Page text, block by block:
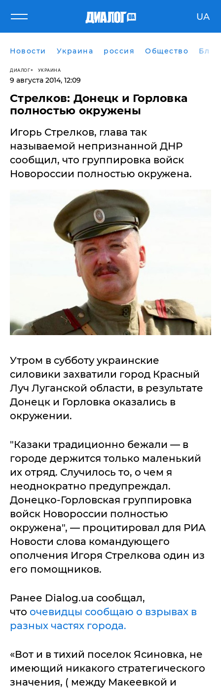
UA
Новости Украина россия Общество
ДИАЛОГ УКРАИНА
9 августа 2014, 12:09
Стрелков: Донецк и Горловка
полностью окружены
Игорь Стрелков, глава так
называемой непризнанной ДНР
сообщил, что группировка войск
Новороссии полностью окружена.
Утром в субботу украинские
силовики захватили город Красный
Луч Луганской области, в результате
Донецк и Горловка оказались в
окружении.
"Казаки традиционно бежали — в
городе держится только маленький
их отряд. Случилось то, о чем я
неоднократно предупреждал.
Донецко-Горловская группировка
войск Новороссии полностью
окружена", — процитировал для РИА
Новости слова командующего
ополчения Игоря Стрелкова один из
его помощников.
Ранее Dialog.ua сообщал,
что очевидцы сообщаю о взрывах в
разных частях города.
«Вот и в тихий поселок Ясиновка, не
имеющий никакого стратегического
значения, ( между Макеевкой и